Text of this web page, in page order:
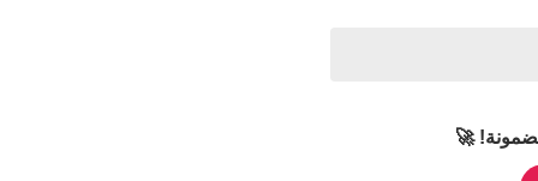
🚀